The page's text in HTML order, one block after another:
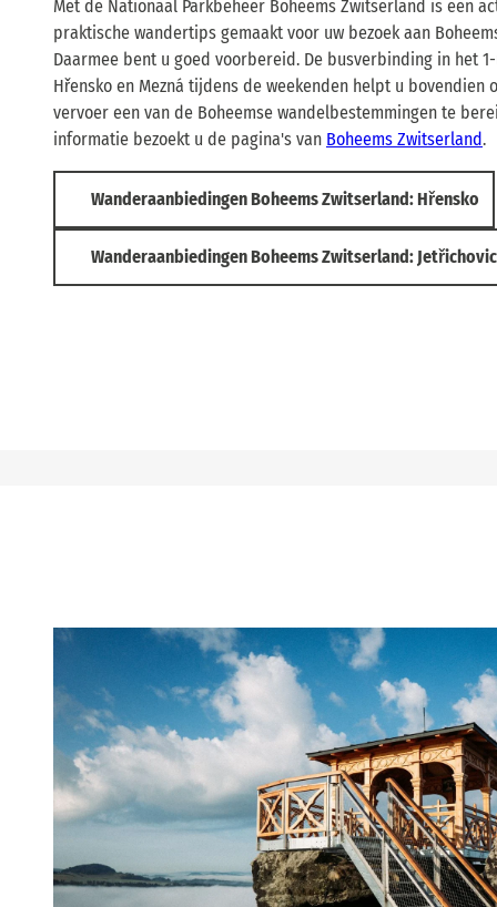
Met de Nationaal Parkbeheer Boheems Zwitserland is een
praktische wandertips gemaakt voor uw bezoek aan
Daarmee bent u goed voorbereid. De busverbinding in het
Hřensko en Mezná tijdens de weekenden helpt u bovendien
vervoer een van de Boheemse wandelbestemmingen te
informatie bezoekt u de pagina's van Boheems Zwitserland.
Wanderaanbiedingen Boheems Zwitserland: Hřensko
Wanderaanbiedingen Boheems Zwitserland: